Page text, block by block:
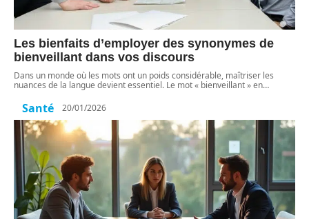
Les bienfaits d’employer des synonymes de
bienveillant dans vos discours
Dans un monde où les mots ont un poids considérable, maîtriser les
nuances de la langue devient essentiel. Le mot « bienveillant » en…
Santé 20/01/2026